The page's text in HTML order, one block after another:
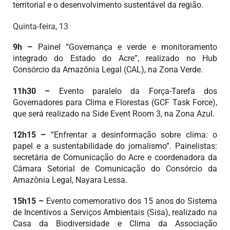
territorial e o desenvolvimento sustentável da região.
Quinta-feira, 13
9h –
Painel “Governança e verde e monitoramento
integrado do Estado do Acre”, realizado no Hub
Consórcio da Amazônia Legal (CAL), na Zona Verde.
11h30 – Evento paralelo da Força-Tarefa dos
Governadores para Clima e Florestas (GCF Task Force),
que será realizado na Side Event Room 3, na Zona Azul.
12h15 – “Enfrentar a desinformação sobre clima: o
papel e a sustentabilidade do jornalismo”. Painelistas:
secretária de Comunicação do Acre e coordenadora da
Câmara Setorial de Comunicação do Consórcio da
Amazônia Legal, Nayara Lessa.
15h15 –Evento comemorativo dos 15 anos do Sistema
de Incentivos a Serviços Ambientais (Sisa), realizado na
Casa da Biodiversidade e Clima da Associação